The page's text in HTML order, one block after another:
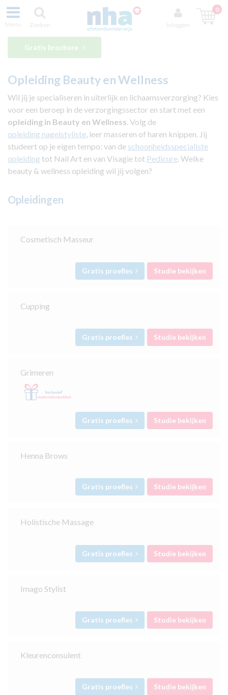
Menu Zoeken Inloggen
0
Gratis brochure
Opleiding Beauty en Wellness
Wil jij je specialiseren in uiterlijk en lichaamsverzorging? Kies
voor een beroep in de verzorgingssector en start met een
opleiding in Beauty en Wellness. Volg de
opleiding nagelstyliste, leer masseren of haren knippen. Jij
studeert op je eigen tempo: van de schoonheidsspecialiste
opleiding tot Nail Art en van Visagie tot Pedicure. Welke
beauty & wellness opleiding wil jij volgen?
Opleidingen
Cosmetisch Masseur
Gratis proefles Studie bekijken
Cupping
Gratis proefles Studie bekijken
Grimeren
Gratis proefles Studie bekijken
Henna Brows
Gratis proefles Studie bekijken
Holistische Massage
Gratis proefles Studie bekijken
Imago Stylist
Gratis proefles Studie bekijken
Kleurenconsulent
Gratis proefles Studie bekijken